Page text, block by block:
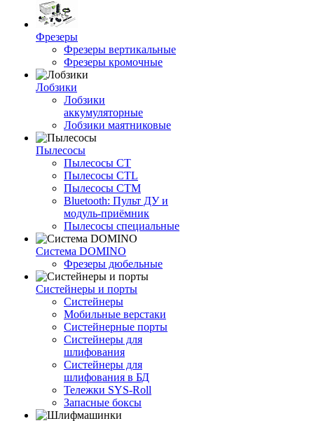
Фрезеры
Фрезеры вертикальные
Фрезеры кромочные
Лобзики
Лобзики
аккумуляторные
Лобзики маятниковые
Пылесосы
Пылесосы CT
Пылесосы CTL
Пылесосы CTM
Bluetooth: Пульт ДУ и
модуль-приёмник
Пылесосы специальные
Система DOMINO
Фрезеры дюбельные
Систейнеры и порты
Систейнеры
Мобильные верстаки
Систейнерные порты
Систейнеры для
шлифования
Систейнеры для
шлифования в БД
Тележки SYS-Roll
Запасные боксы